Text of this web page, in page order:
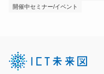
開催中セミナー/イベント